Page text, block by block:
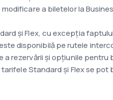
a biletelor la
și Flex, cu excepția
disponibilă pe rutele
rezervării și opțiunile
Standard și Flex se